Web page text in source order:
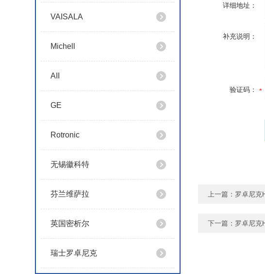
VAISALA
Michell
AII
GE
Rotronic
无锡徽科特
芬兰维萨拉
英国密析尔
瑞士罗卓尼克
详细地址：
补充说明：
验证码：
上一篇： 罗卓尼克
下一篇： 罗卓尼克